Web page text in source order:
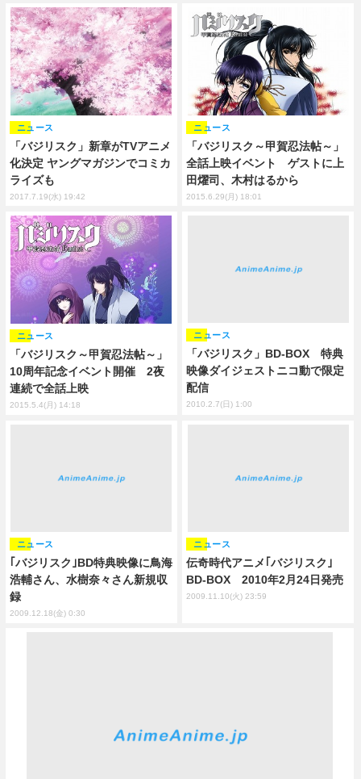
「バジリスク」新章がTVアニメ
化決定 ヤングマガジンでコミカ
ライズも
ニュース
2017.7.19(水) 19:42
「バジリスク～甲賀忍法帖～」
全話上映イベント ゲストに上
田燿司、木村はるから
ニュース
2015.6.29(月) 18:01
「バジリスク～甲賀忍法帖～」
10周年記念イベント開催 2夜
連続で全話上映
ニュース
2015.5.4(月) 14:18
「バジリスク」BD-BOX 特典
映像ダイジェストニコ動で限定
配信
ニュース
2010.2.7(日) 1:00
｢バジリスク｣BD特典映像に鳥海
浩輔さん、水樹奈々さん新規収
録
ニュース
2009.12.18(金) 0:30
伝奇時代アニメ｢バジリスク｣
BD-BOX 2010年2月24日発売
ニュース
2009.11.10(火) 23:59